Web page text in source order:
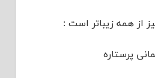
از همه زیباتر است :
پرستاره